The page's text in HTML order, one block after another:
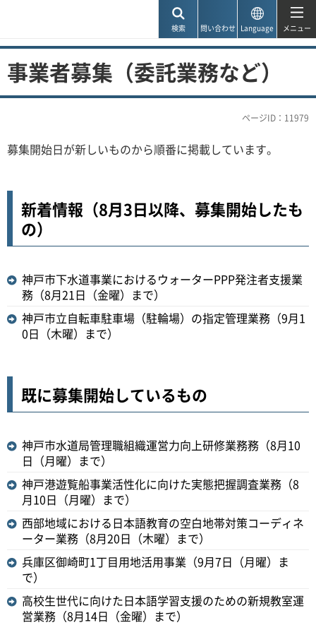
検索 問い合わせ Language メニュー
事業者募集（委託業務など）
ページID：11979
募集開始日が新しいものから順番に掲載しています。
新着情報（8月3日以降、募集開始したも
の）
神戸市下水道事業におけるウォーターPPP発注者支援業
務（8月21日（金曜）まで）
神戸市立自転車駐車場（駐輪場）の指定管理業務（9月1
0日（木曜）まで）
既に募集開始しているもの
神戸市水道局管理職組織運営力向上研修業務務（8月10
日（月曜）まで）
神戸港遊覧船事業活性化に向けた実態把握調査業務（8
月10日（月曜）まで）
西部地域における日本語教育の空白地帯対策コーディネ
ーター業務（8月20日（木曜）まで）
兵庫区御崎町1丁目用地活用事業（9月7日（月曜）ま
で）
高校生世代に向けた日本語学習支援のための新規教室運
営業務（8月14日（金曜）まで）